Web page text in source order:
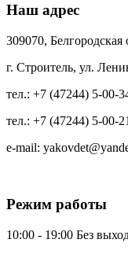
Наш адрес
309070, Белгородская
г. Строитель, ул.
тел.: +7 (47244) 5-00-
тел.: +7 (47244) 5-00-21
e-mail:
Режим работы
10:00 - 19:00 Без